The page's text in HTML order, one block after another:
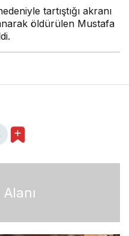
tartıştığı akranı
öldürülen Mustafa